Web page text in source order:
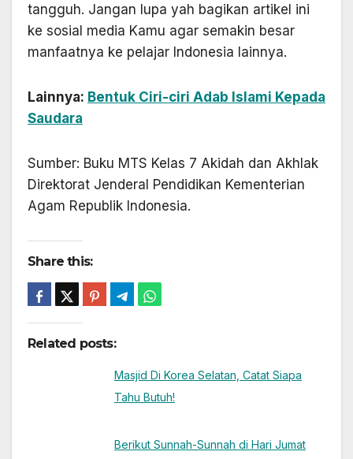
tangguh. Jangan lupa yah bagikan artikel ini
ke sosial media Kamu agar semakin besar
manfaatnya ke pelajar Indonesia lainnya.
Lainnya: Bentuk Ciri-ciri Adab Islami Kepada
Saudara
Sumber: Buku MTS Kelas 7 Akidah dan Akhlak
Direktorat Jenderal Pendidikan Kementerian
Agam Republik Indonesia.
Share this:
Related posts:
Masjid Di Korea Selatan, Catat Siapa
Tahu Butuh!
Berikut Sunnah-Sunnah di Hari Jumat